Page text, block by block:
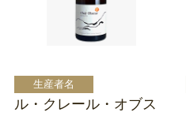
ル・クレール・オブス